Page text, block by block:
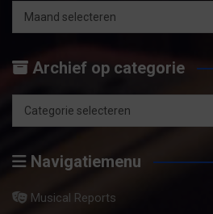
Archief
maandArchief op categorie
Archief
categorie
Navigatiemenu
Musical Reports